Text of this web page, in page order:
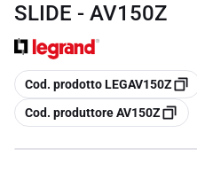
SLIDE - AV150Z
copia
Cod. prodotto LEGAV150Z
copia
Cod. produttore AV150Z